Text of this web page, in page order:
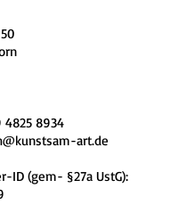
4825 8934
art.de
ID (gem- §27a UstG):